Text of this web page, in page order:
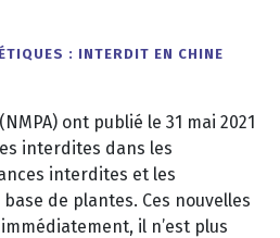
: INTERDIT EN CHINE
ont publié le 31 mai 2021
interdites dans les
interdites et les
de plantes. Ces nouvelles
il n’est plus